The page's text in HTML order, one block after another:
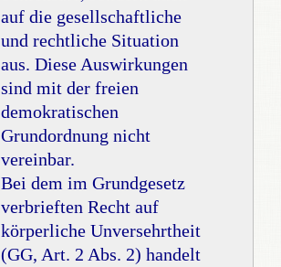
auf die gesellschaftliche
und rechtliche Situation
aus. Diese Auswirkungen
sind mit der freien
demokratischen
Grundordnung nicht
vereinbar.
Bei dem im Grundgesetz
verbrieften Recht auf
körperliche Unversehrtheit
(GG, Art. 2 Abs. 2) handelt